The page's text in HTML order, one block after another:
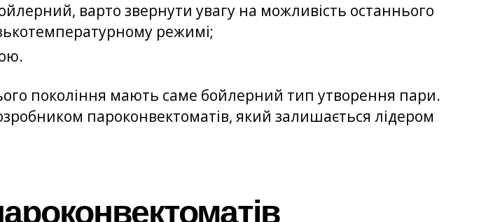
варто звернути увагу на можливість останнього
режимі;
покоління мають саме бойлерний тип утворення пари.
пароконвектоматів, який залишається лідером